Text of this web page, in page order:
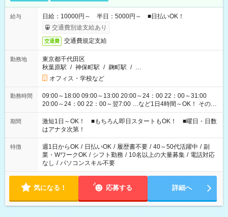
給与
日給：10000円～ 半日：5000円～ ■日払いOK！
交通費別途支給あり
交通費 交通費規定支給
勤務地
東京都千代田区
秋葉原駅 / 神保町駅 / 麹町駅 / …
オフィス・学校など
勤務時間
09:00～18:00 09:00～13:00 20:00～24：00 22：00～31:00
20:00～24：00 22：00～翌7:00 …など1日4時間～OK！ その他
シフトもございます！ お気軽にご相談ください！
期間
激短1日～OK！ ■もちろん即日スタートもOK！ ■曜日・日数
はアナタ次第！
特徴 週1日からOK / 日払いOK / 履歴書不要 / 40～50代活躍中 / 副
業・WワークOK / シフト勤務 / 10名以上の大量募集 / 電話対応
なし / パソコンスキル不要
気になる！ 応募する 詳細へ